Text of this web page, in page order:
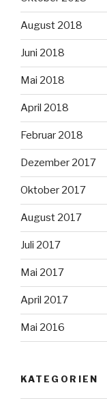
August 2018
Juni 2018
Mai 2018
April 2018
Februar 2018
Dezember 2017
Oktober 2017
August 2017
Juli 2017
Mai 2017
April 2017
Mai 2016
KATEGORIEN